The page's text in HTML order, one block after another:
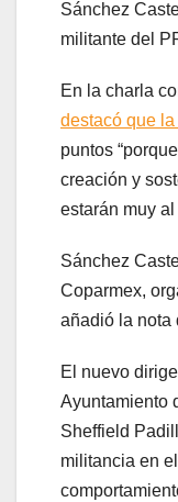
Sánchez
militante del
En la charla
destacó que
puntos
creación y
estarán muy
Sánchez
Coparmex,
añadió la nota
El nuevo
Ayuntamiento
Sheffield
militancia en